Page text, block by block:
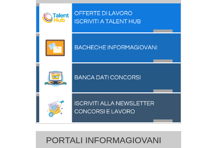
PORTALI INFORMAGIOVANI